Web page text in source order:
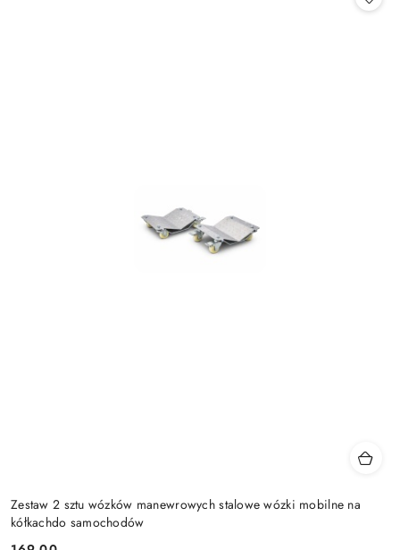
Zestaw 2 sztu wózków manewrowych stalowe wózki mobilne na
kółkachdo samochodów